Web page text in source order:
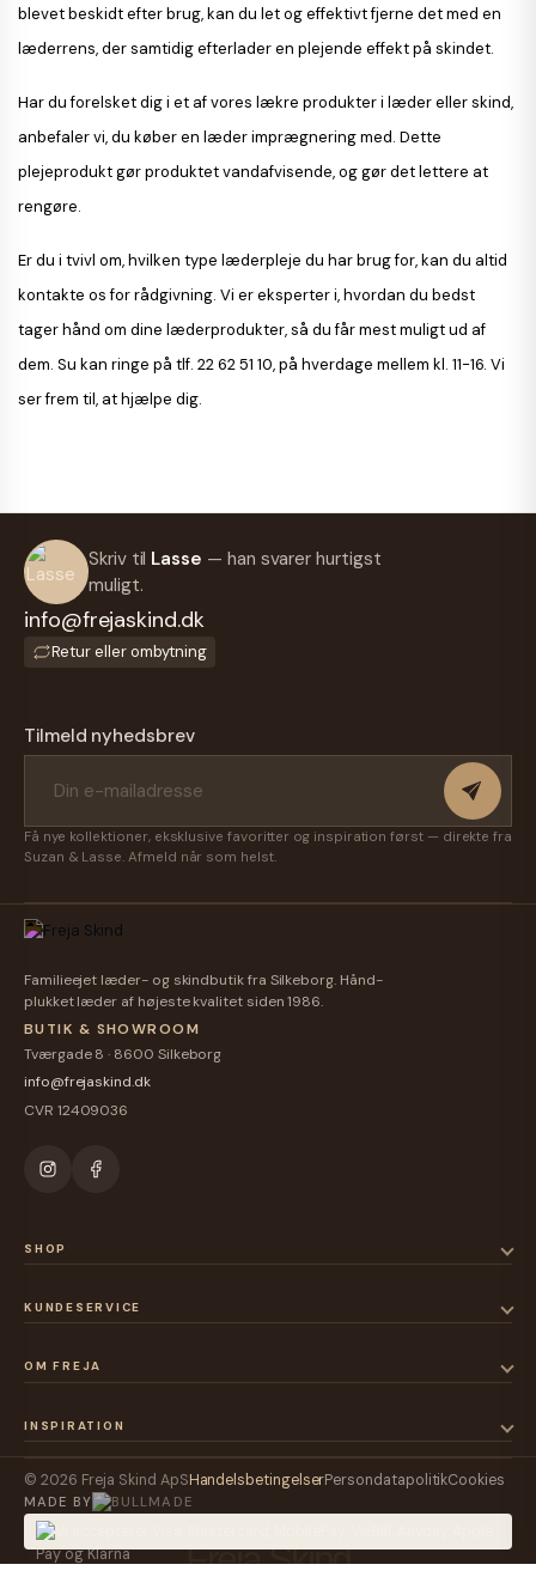
blevet beskidt efter brug, kan du let og effektivt fjerne det med en
læderrens, der samtidig efterlader en plejende effekt på skindet.
Har du forelsket dig i et af vores lækre produkter i læder eller skind,
anbefaler vi, du køber en læder imprægnering med. Dette
plejeprodukt gør produktet vandafvisende, og gør det lettere at
rengøre.
Er du i tvivl om, hvilken type læderpleje du har brug for, kan du altid
kontakte os for rådgivning. Vi er eksperter i, hvordan du bedst
tager hånd om dine læderprodukter, så du får mest muligt ud af
dem. Su kan ringe på tlf. 22 62 51 10, på hverdage mellem kl. 11-16. Vi
ser frem til, at hjælpe dig.
Skriv til Lasse — han svarer hurtigst
muligt.
info@frejaskind.dk
Retur eller ombytning
Tilmeld nyhedsbrev
Få nye kollektioner, eksklusive favoritter og inspiration først — direkte fra
Suzan & Lasse. Afmeld når som helst.
Familieejet læder- og skindbutik fra Silkeborg. Hånd-
plukket læder af højeste kvalitet siden 1986.
BUTIK & SHOWROOM
Tværgade 8 · 8600 Silkeborg
info@frejaskind.dk
CVR 12409036
SHOP
KUNDESERVICE
OM FREJA
INSPIRATION
© 2026 Freja Skind ApSHandelsbetingelserPersondatapolitikCookies
MADE BY
Freja Skind